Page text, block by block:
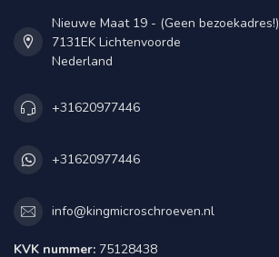
Nieuwe Maat 19 - (Geen bezoekadres!)
7131EK Lichtenvoorde
Nederland
+31620977446
+31620977446
info@kingmicroschroeven.nl
KVK nummer: 75128438